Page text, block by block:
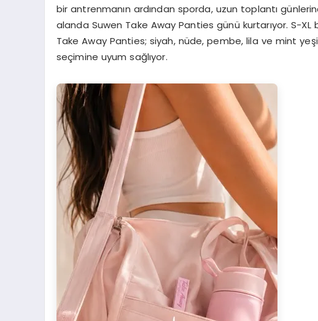
bir antrenmanın ardından sporda, uzun toplantı
alanda Suwen Take Away Panties günü kurtarıyor. S-
Take Away Panties; siyah, nüde, pembe, lila ve mint
seçimine uyum sağlıyor.